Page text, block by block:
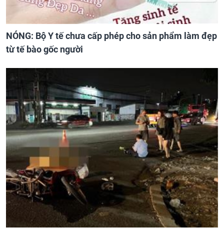
NÓNG: Bộ Y tế chưa cấp phép cho sản phẩm làm đẹp
từ tế bào gốc người